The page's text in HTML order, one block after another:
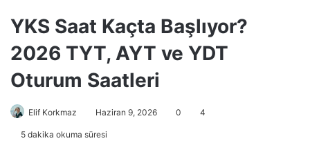
YKS Saat Kaçta Başlıyor?
2026 TYT, AYT ve YDT
Oturum Saatleri
Elif Korkmaz Haziran 9, 2026 0 4
5 dakika okuma süresi